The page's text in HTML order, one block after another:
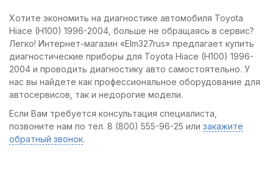
Хотите экономить на диагностике автомобиля Toyota
Hiace (H100) 1996-2004, больше не обращаясь в сервис?
Легко! Интернет-магазин «Elm327rus» предлагает купить
диагностические приборы для Toyota Hiace (H100) 1996-
2004 и проводить диагностику авто самостоятельно. У
нас вы найдете как профессиональное оборудование для
автосервисов, так и недорогие модели.
Если Вам требуется консультация специалиста,
позвоните нам по тел. 8 (800) 555-96-25 или закажите
обратный звонок.